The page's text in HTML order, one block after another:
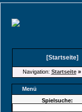
[Startseite]
Navigation: Startseite»
Menü
Spielsuche: